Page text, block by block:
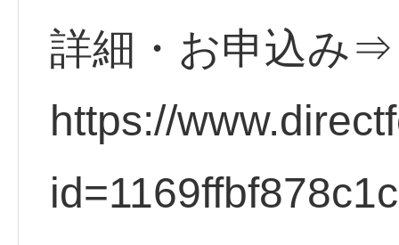
詳細・お申込み⇒
https://